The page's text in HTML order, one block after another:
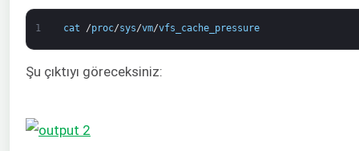
1 cat /proc/sys/vm/vfs_cache_pressure
Şu çıktıyı göreceksiniz: